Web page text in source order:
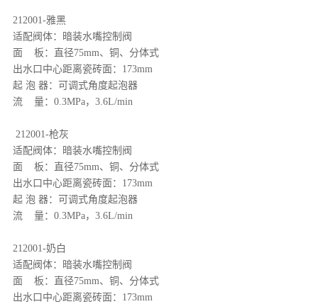
212001-雅黑
适配阀体：暗装水嘴控制阀
面 板：直径75mm、铜、分体式
出水口中心距离瓷砖面：173mm
起 泡 器：可调式角度起泡器
流 量：0.3MPa，3.6L/min
212001-枪灰
适配阀体：暗装水嘴控制阀
面 板：直径75mm、铜、分体式
出水口中心距离瓷砖面：173mm
起 泡 器：可调式角度起泡器
流 量：0.3MPa，3.6L/min
212001-奶白
适配阀体：暗装水嘴控制阀
面 板：直径75mm、铜、分体式
出水口中心距离瓷砖面：173mm